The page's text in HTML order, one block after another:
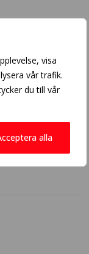
visa
vår trafik.
du till vår
alla